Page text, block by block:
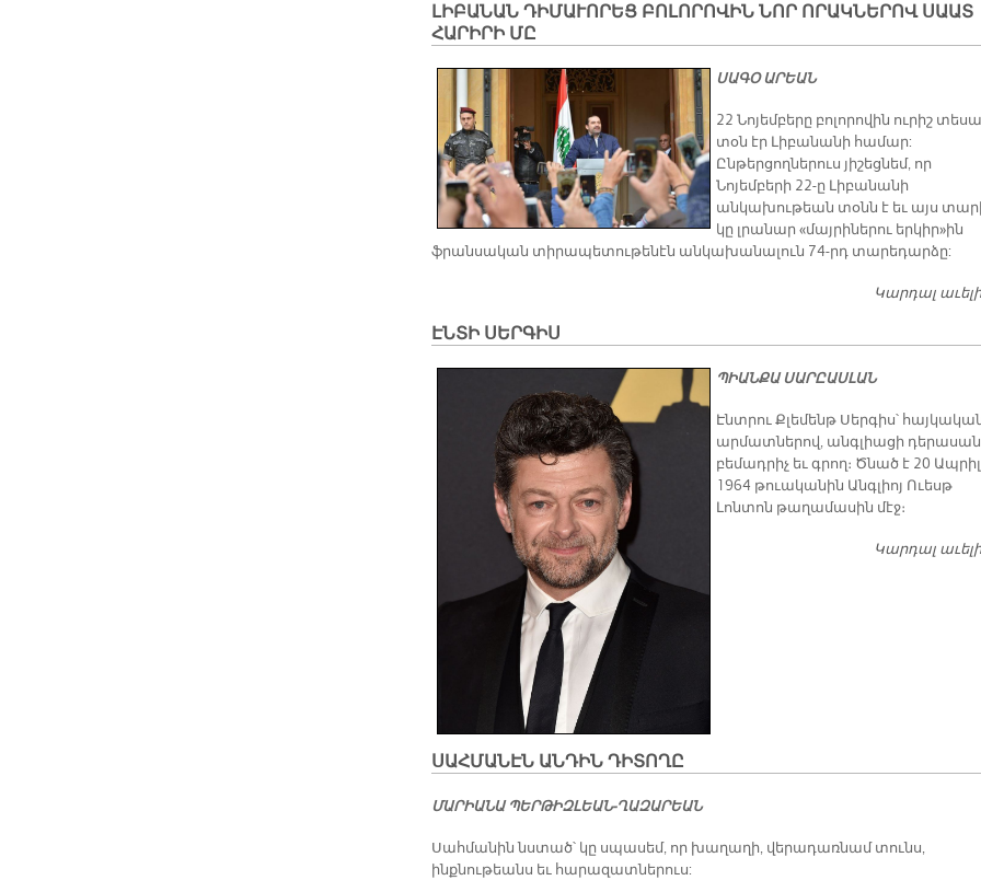
ԼԻԲԱՆԱՆ ԴԻՄԱՒՈՐԵՑ ԲՈԼՈՐՈՎԻՆ ՆՈՐ ՈՐԱԿՆԵՐՈՎ ՍԱԱՏ
ՀԱՐԻՐԻ ՄԸ
ՍԱԳՕ ԱՐԵԱՆ
22 Նոյեմբերը բոլորովին ուրիշ
տօն էր Լիբանանի համար:
Ընթերցողներուս յիշեցնեմ, որ
Նոյեմբերի 22-ը Լիբանանի
անկախութեան տօնն է եւ այս
կը լրանար «մայրիներու երկիր»ին
ֆրանսական տիրապետութենէն անկախանալուն 74-րդ տարեդարձը:
Կարդալ
ԷՆՏԻ ՍԵՐԳԻՍ
ՊԻԱՆՔԱ ՍԱՐԸԱՍԼԱՆ
Էնտրու Քլեմենթ Սերգիս՝
արմատներով, անգլիացի
բեմադրիչ եւ գրող։ Ծնած է 20 Ապրիլ
1964 թուականին Անգլիոյ Ուեսթ
Լոնտոն թաղամասին մէջ։
Կարդալ
ՍԱՀՄԱՆԷՆ ԱՆԴԻՆ ԴԻՏՈՂԸ
ՄԱՐԻԱՆԱ ՊԵՐԹԻԶԼԵԱՆ-ՂԱԶԱՐԵԱՆ
Սահմանին նստած՝ կը սպասեմ, որ խաղաղի, վերադառնամ տունս,
ինքնութեանս եւ հարազատներուս: